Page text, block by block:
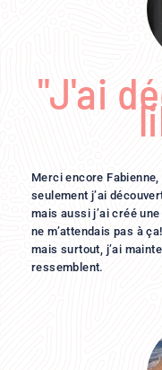
"J'ai
Merci encore
seulement j’ai
mais aussi j’ai créé
ne m’attendais pas à
mais surtout, j’ai
ressemblent.